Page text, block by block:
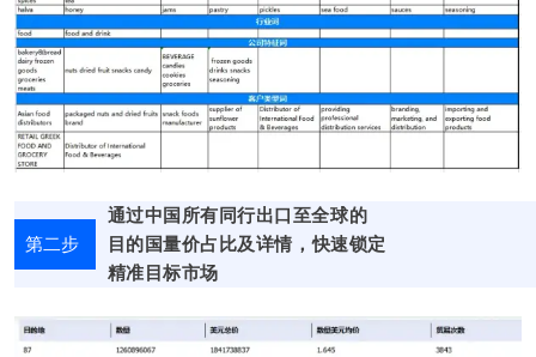
第二步
通过中国所有同行出口至全球的
目的国量价占比及详情，快速锁定
精准 目标市场